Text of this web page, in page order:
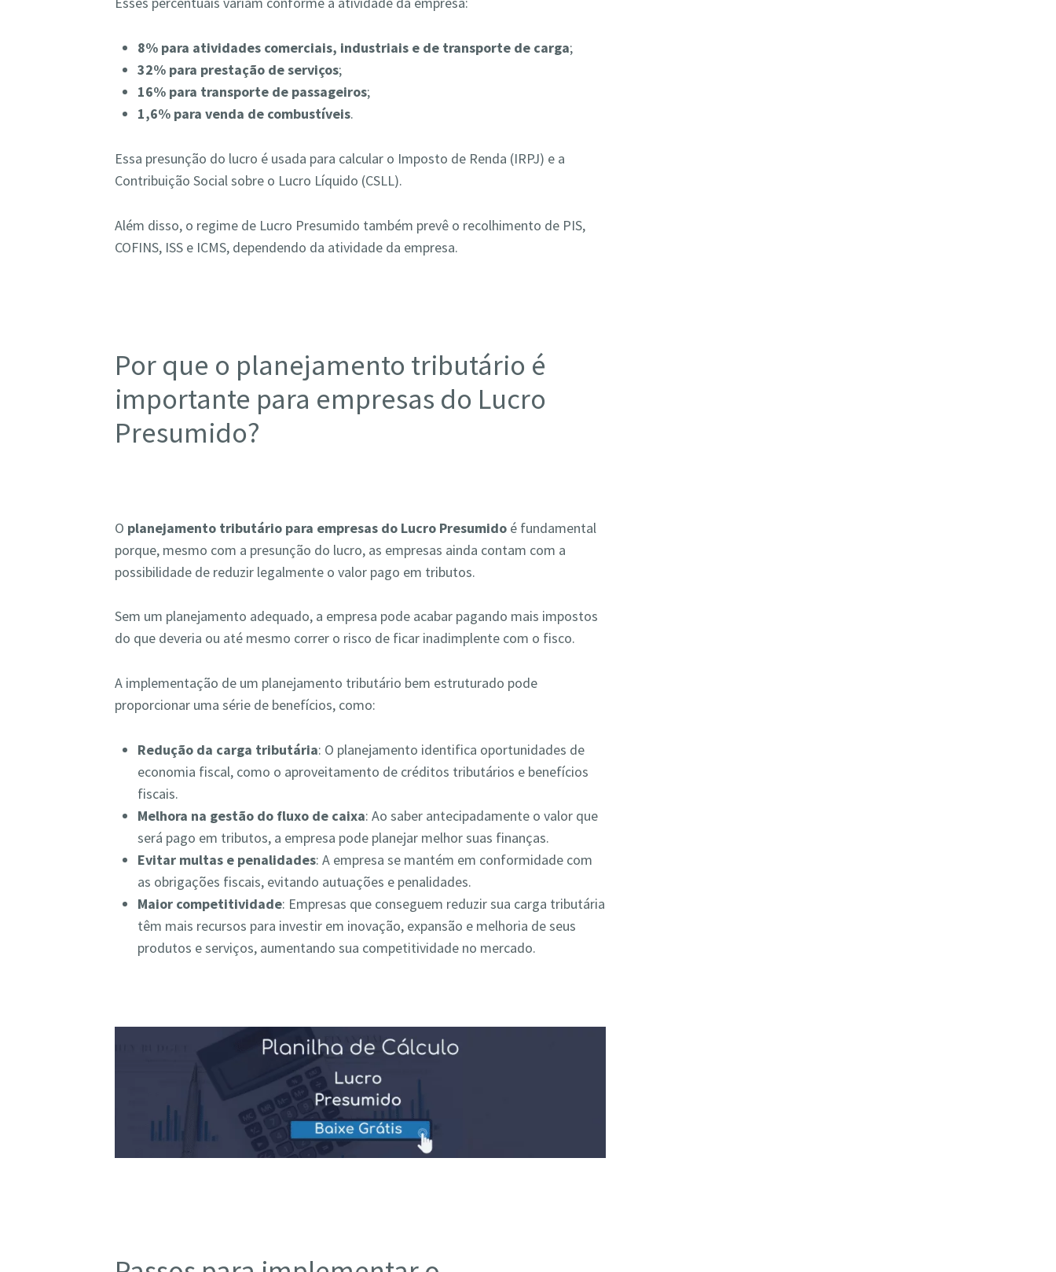
8% para atividades comerciais, industriais e de transporte de carga;
32% para prestação de serviços;
16% para transporte de passageiros;
1,6% para venda de combustíveis.
Essa presunção do lucro é usada para calcular o Imposto de Renda (IRPJ) e a
Contribuição Social sobre o Lucro Líquido (CSLL).
Além disso, o regime de Lucro Presumido também prevê o recolhimento de PIS,
COFINS, ISS e ICMS, dependendo da atividade da empresa.
Por que o planejamento tributário é
importante para empresas do Lucro
Presumido?
O planejamento tributário para empresas do Lucro Presumido é fundamental
porque, mesmo com a presunção do lucro, as empresas ainda contam com a
possibilidade de reduzir legalmente o valor pago em tributos.
Sem um planejamento adequado, a empresa pode acabar pagando mais impostos
do que deveria ou até mesmo correr o risco de ficar inadimplente com o fisco.
A implementação de um planejamento tributário bem estruturado pode
proporcionar uma série de benefícios, como:
Redução da carga tributária: O planejamento identifica oportunidades de
economia fiscal, como o aproveitamento de créditos tributários e benefícios
fiscais.
Melhora na gestão do fluxo de caixa: Ao saber antecipadamente o valor que
será pago em tributos, a empresa pode planejar melhor suas finanças.
Evitar multas e penalidades: A empresa se mantém em conformidade com
as obrigações fiscais, evitando autuações e penalidades.
Maior competitividade: Empresas que conseguem reduzir sua carga tributária
têm mais recursos para investir em inovação, expansão e melhoria de seus
produtos e serviços, aumentando sua competitividade no mercado.